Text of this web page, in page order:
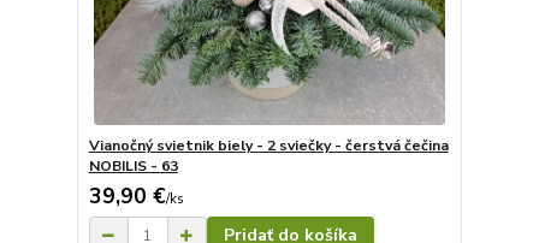
Vianočný svietnik biely - 2 sviečky - čerstvá čečina
NOBILIS - 63
39,90 €/ks
Pridať do košíka